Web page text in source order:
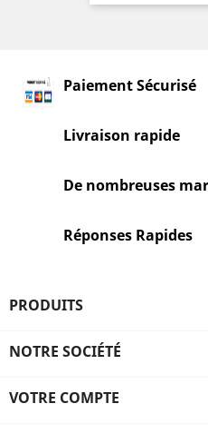
Paiement Sécurisé
Livraison rapide
De nombreuses
Réponses Rapides
PRODUITS
NOTRE SOCIÉTÉ
VOTRE COMPTE